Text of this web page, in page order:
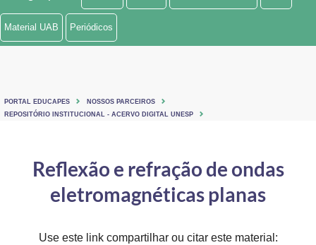
Ministério de Minas e Energia
Ministério do Turismo
Controladoria-Geral da União
Ministério da Mulher, da Família e dos Direitos Humanos
Secretaria-Geral
Material UAB Periódicos
PORTAL EDUCAPES
NOSSOS PARCEIROS
REPOSITÓRIO INSTITUCIONAL - ACERVO DIGITAL UNESP
Reflexão e refração de ondas
eletromagnéticas planas
Use este link compartilhar ou citar este material: